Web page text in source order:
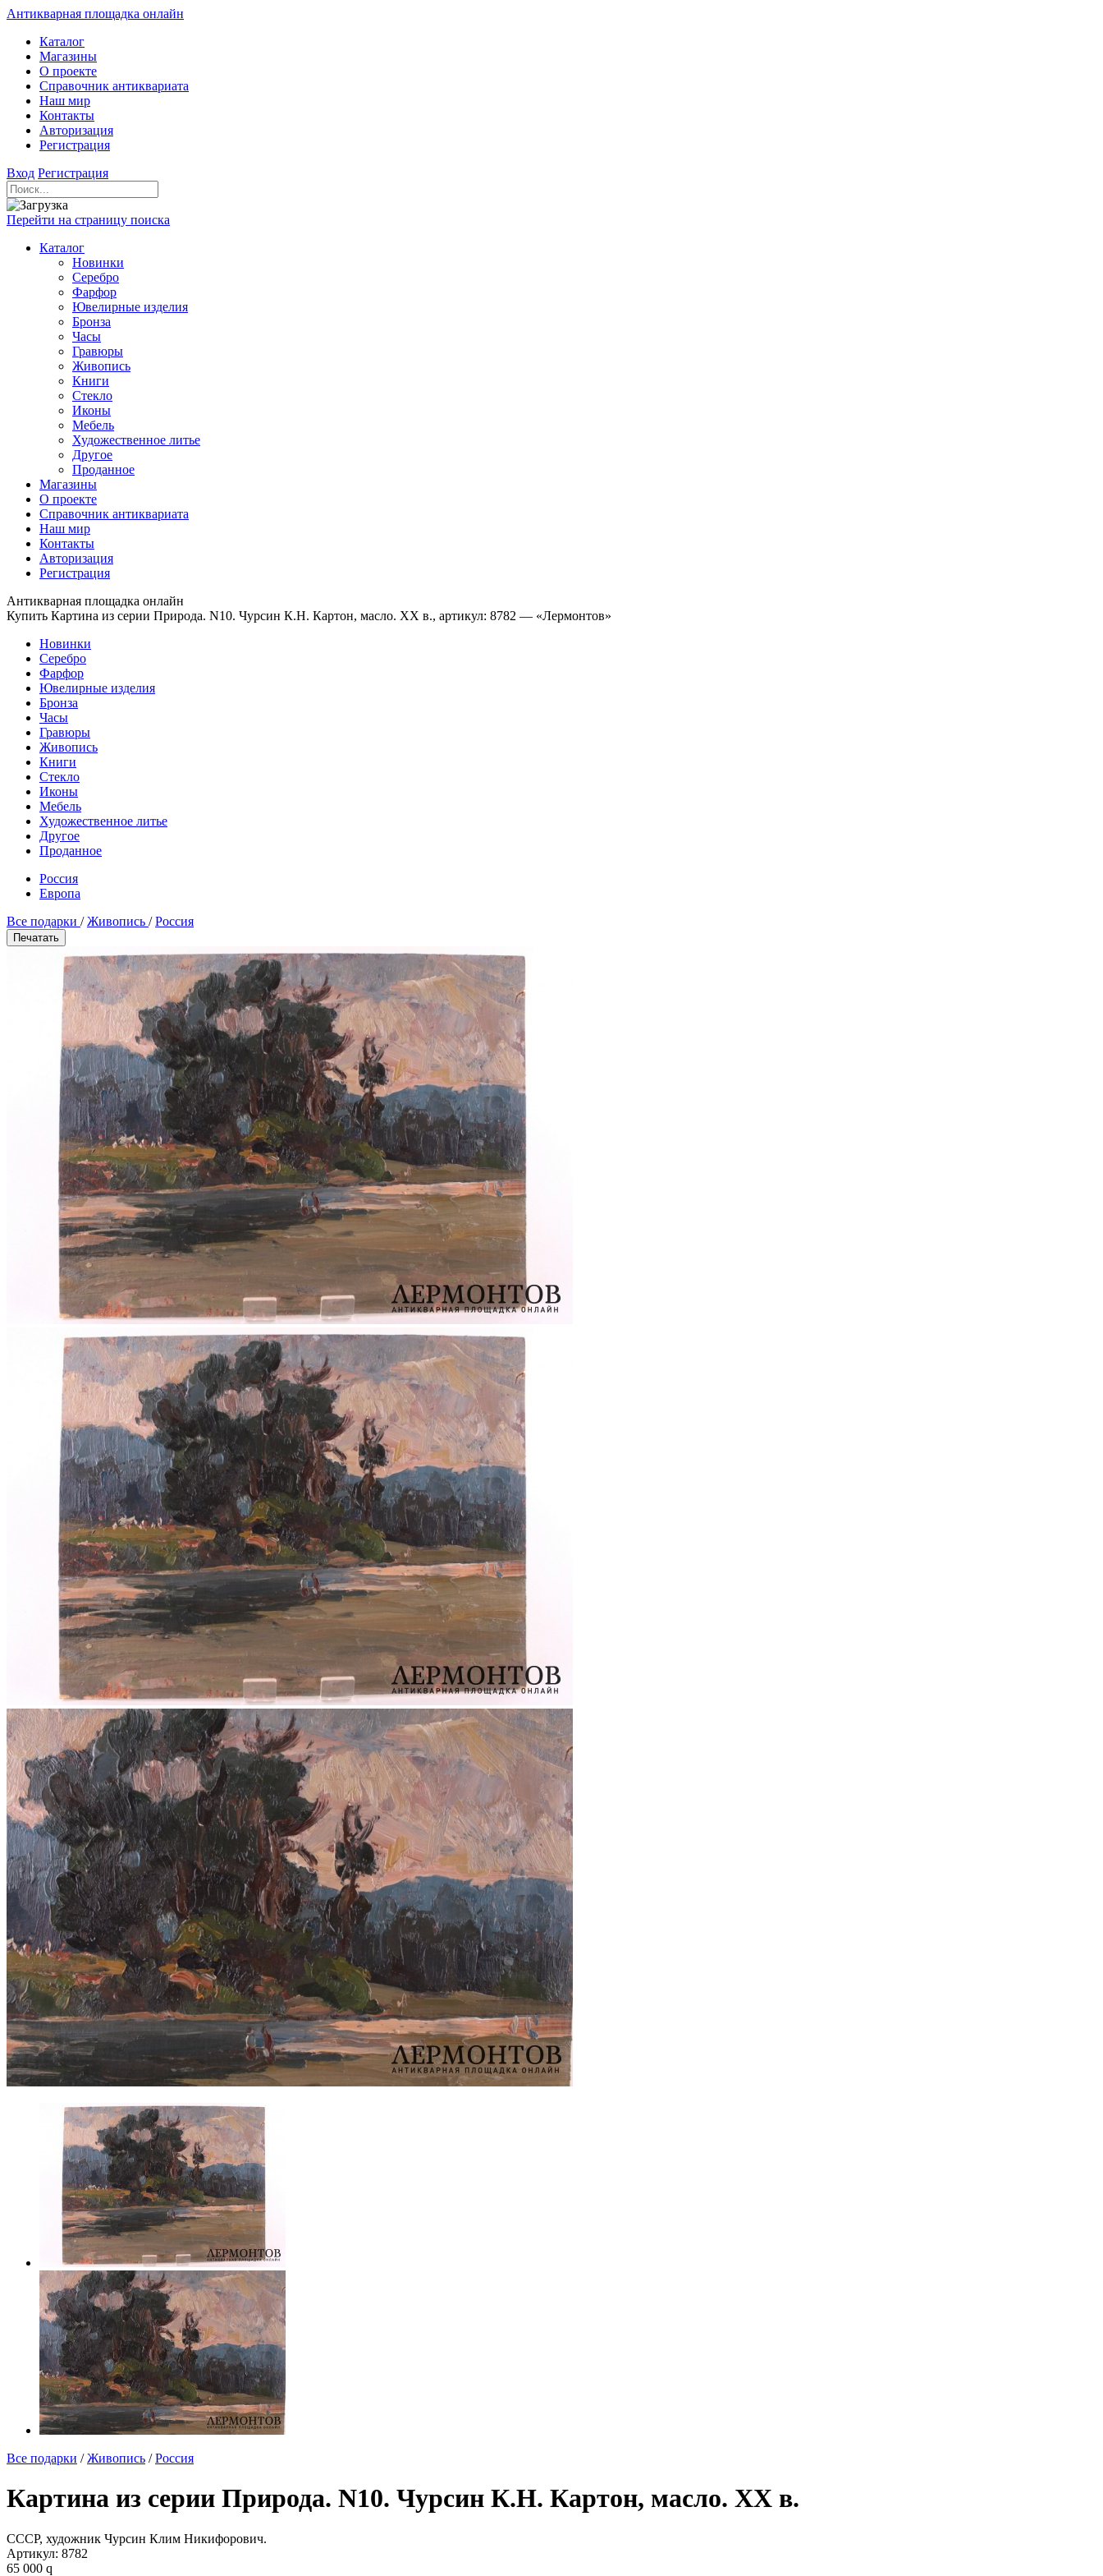
Антикварная площадка онлайн
Каталог
Магазины
О проекте
Справочник антиквариата
Наш мир
Контакты
Авторизация
Регистрация
Вход Регистрация
Перейти на страницу поиска
Каталог
Новинки
Серебро
Фарфор
Ювелирные изделия
Бронза
Часы
Гравюры
Живопись
Книги
Стекло
Иконы
Мебель
Художественное литье
Другое
Проданное
Магазины
О проекте
Справочник антиквариата
Наш мир
Контакты
Авторизация
Регистрация
Антикварная площадка онлайн
Купить Картина из серии Природа. N10. Чурсин К.Н. Картон, масло. XX в., артикул: 8782 — «Лермонтов»
Новинки
Серебро
Фарфор
Ювелирные изделия
Бронза
Часы
Гравюры
Живопись
Книги
Стекло
Иконы
Мебель
Художественное литье
Другое
Проданное
Россия
Европа
Все подарки /Живопись /Россия
Все подарки /Живопись /Россия
Картина из серии Природа. N10. Чурсин К.Н. Картон, масло. XX в.
СССР, художник Чурсин Клим Никифорович.
Артикул: 8782
65 000 q